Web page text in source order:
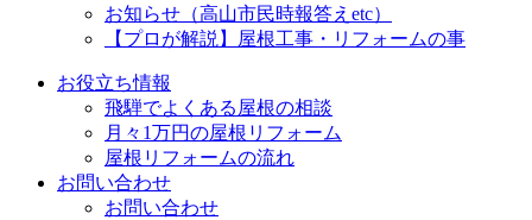
お知らせ（高山市民時報答えetc）
【プロが解説】屋根工事・リフォームの事
お役立ち情報
飛騨でよくある屋根の相談
月々1万円の屋根リフォーム
屋根リフォームの流れ
お問い合わせ
お問い合わせ